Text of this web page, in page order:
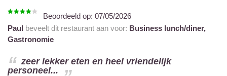
Beoordeeld op: 07/05/2026
Paul beveelt dit restaurant aan voor: Business lunch/diner,
Gastronomie
zeer lekker eten en heel vriendelijk
personeel...